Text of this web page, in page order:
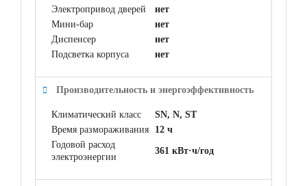
Электропривод дверей
нет
Мини-бар
нет
Диспенсер
нет
Подсветка корпуса
нет
Производительность и энергоэффективность
Климатический класс
SN, N, ST
Время размораживания
12 ч
Годовой расход
электроэнергии
361 кВт·ч/год